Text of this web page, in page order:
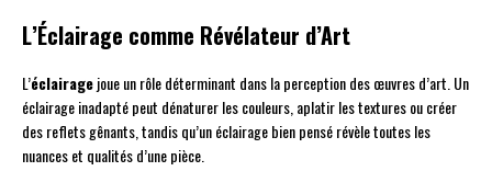
L’Éclairage comme Révélateur d’Art
L’éclairagejoue un rôle déterminant dans la perception des œuvres d’art. Un
éclairage inadapté peut dénaturer les couleurs, aplatir les textures ou créer
des reflets gênants, tandis qu’un éclairage bien pensé révèle toutes les
nuances et qualités d’une pièce.